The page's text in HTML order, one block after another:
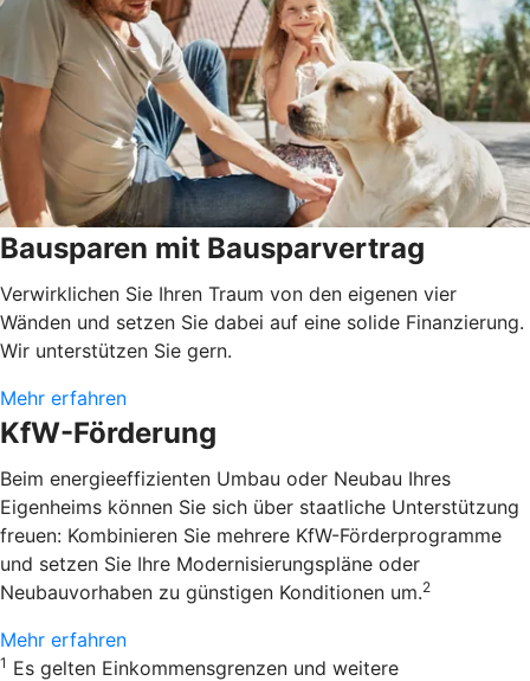
Bausparen mit Bausparvertrag
Verwirklichen Sie Ihren Traum von den eigenen vier
Wänden und setzen Sie dabei auf eine solide Finanzierung.
Wir unterstützen Sie gern.
Mehr erfahren
KfW-Förderung
Beim energieeffizienten Umbau oder Neubau Ihres
Eigenheims können Sie sich über staatliche Unterstützung
freuen: Kombinieren Sie mehrere KfW-Förderprogramme
und setzen Sie Ihre Modernisierungspläne oder
Neubauvorhaben zu günstigen Konditionen um.2
Mehr erfahren
1 Es gelten Einkommensgrenzen und weitere